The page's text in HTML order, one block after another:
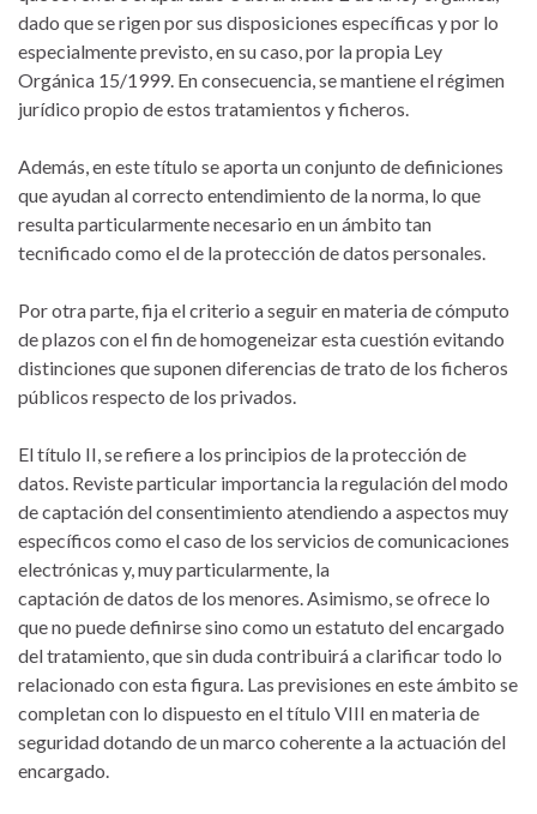
dado que se rigen por sus disposiciones específicas y por lo
especialmente previsto, en su caso, por la propia Ley
Orgánica 15/1999. En consecuencia, se mantiene el régimen
jurídico propio de estos tratamientos y ficheros.
Además, en este título se aporta un conjunto de definiciones
que ayudan al correcto entendimiento de la norma, lo que
resulta particularmente necesario en un ámbito tan
tecnificado como el de la protección de datos personales.
Por otra parte, fija el criterio a seguir en materia de cómputo
de plazos con el fin de homogeneizar esta cuestión evitando
distinciones que suponen diferencias de trato de los ficheros
públicos respecto de los privados.
El título II, se refiere a los principios de la protección de
datos. Reviste particular importancia la regulación del modo
de captación del consentimiento atendiendo a aspectos muy
específicos como el caso de los servicios de comunicaciones
electrónicas y, muy particularmente, la
captación de datos de los menores. Asimismo, se ofrece lo
que no puede definirse sino como un estatuto del encargado
del tratamiento, que sin duda contribuirá a clarificar todo lo
relacionado con esta figura. Las previsiones en este ámbito se
completan con lo dispuesto en el título VIII en materia de
seguridad dotando de un marco coherente a la actuación del
encargado.